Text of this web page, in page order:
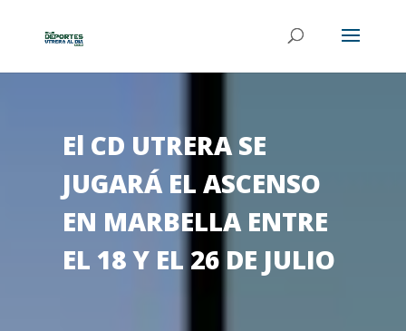
El CD UTRERA SE
JUGARÁ EL ASCENSO
EN MARBELLA ENTRE
EL 18 Y EL 26 DE JULIO